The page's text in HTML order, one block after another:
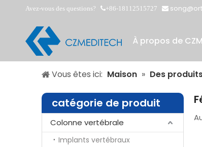
Avez-vous des questions? +86-18112515727 
À propos de
Vous êtes ici: Maison » Des
catégorie de produit
Colonne vertébrale
Implants vertébraux